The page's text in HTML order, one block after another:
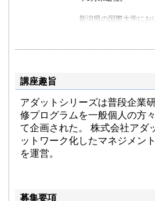
新潟県の国際大学に
講座趣旨
アダットシリーズは普段企業
修プログラムを一般個人の方
て企画された。 株式会社アダ
ットワーク化したマネジメン
を運営。
募集要項